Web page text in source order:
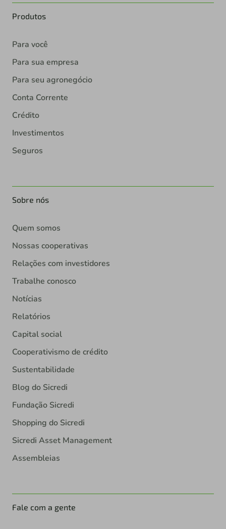
Produtos
Para você
Para sua empresa
Para seu agronegócio
Conta Corrente
Crédito
Investimentos
Seguros
Sobre nós
Quem somos
Nossas cooperativas
Relações com investidores
Trabalhe conosco
Notícias
Relatórios
Capital social
Cooperativismo de crédito
Sustentabilidade
Blog do Sicredi
Fundação Sicredi
Shopping do Sicredi
Sicredi Asset Management
Assembleias
Fale com a gente